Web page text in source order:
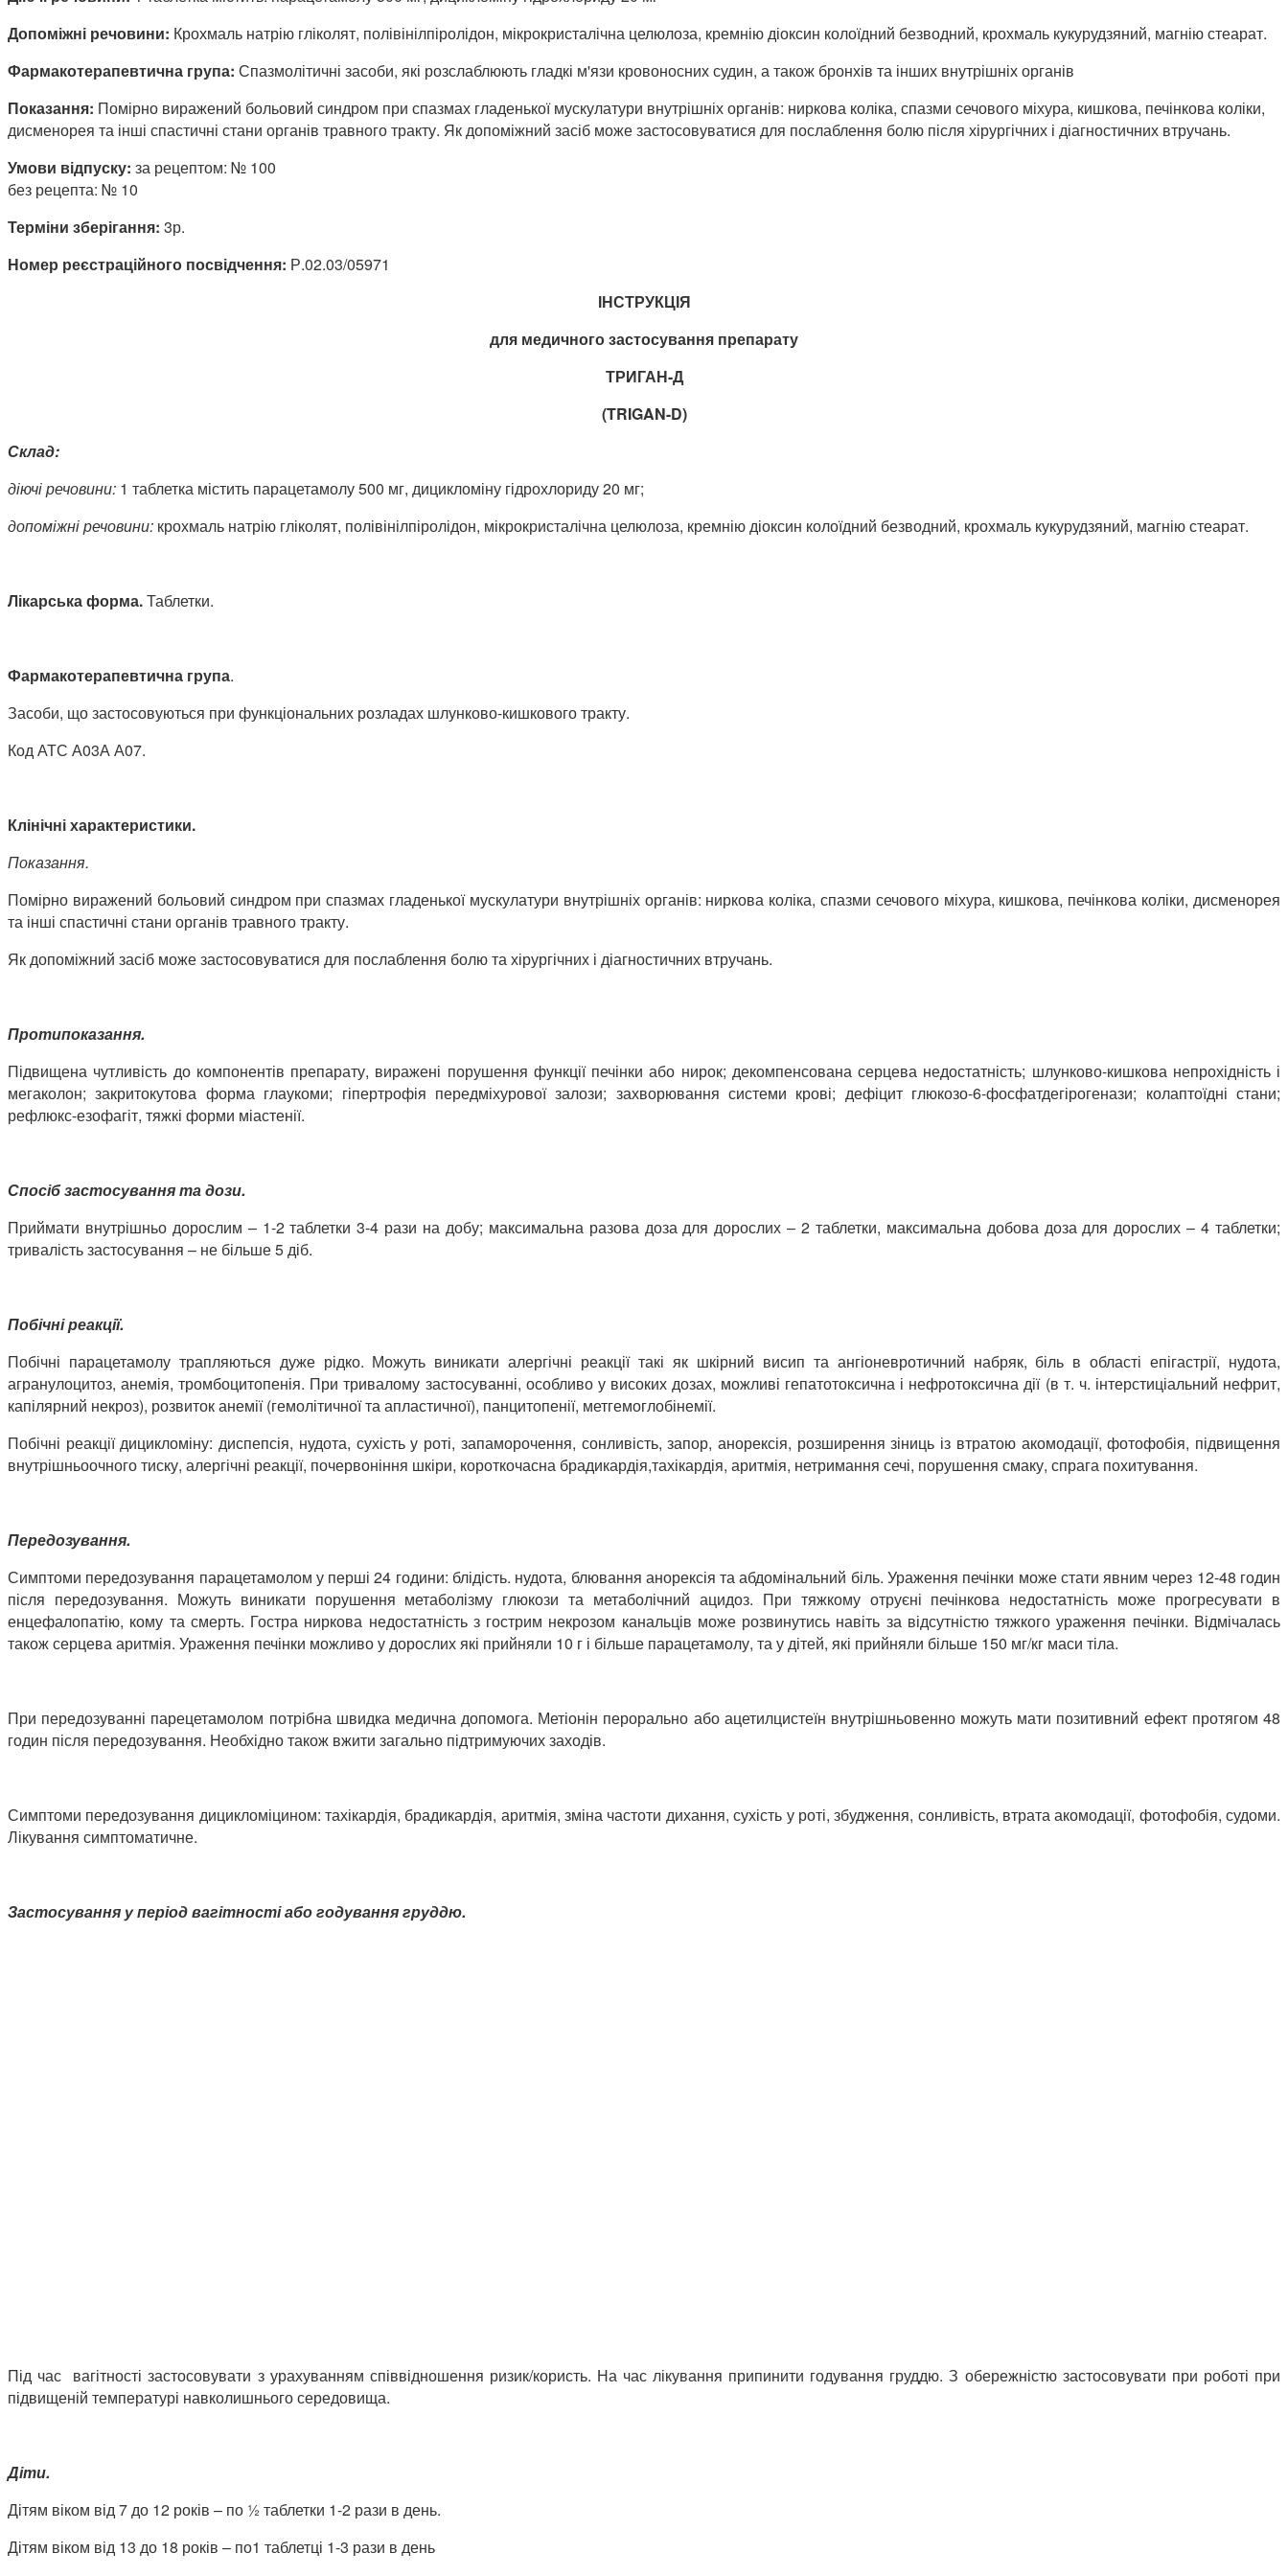
Допоміжні речовини: Крохмаль натрію гліколят, полівінілпіролідон, мікрокристалічна целюлоза, кремнію діоксин колоїдний безводний, крохмаль кукурудзяний, магнію стеарат.
Фармакотерапевтична група: Спазмолітичні засоби, які розслаблюють гладкі м'язи кровоносних судин, а також бронхів та інших внутрішніх органів
Показання: Помірно виражений больовий синдром при спазмах гладенької мускулатури внутрішніх органів: ниркова коліка, спазми сечового міхура, кишкова, печінкова коліки,
дисменорея та інші спастичні стани органів травного тракту. Як допоміжний засіб може застосовуватися для послаблення болю після хірургічних і діагностичних втручань.
Умови відпуску: за рецептом: № 100
без рецепта: № 10
Терміни зберігання: 3р.
Номер реєстраційного посвідчення: Р.02.03/05971
ІНСТРУКЦІЯ
для медичного застосування препарату
ТРИГАН-Д
(TRIGAN-D)
Склад:
діючі речовини: 1 таблетка містить парацетамолу 500 мг, дицикломіну гідрохлориду 20 мг;
допоміжні речовини: крохмаль натрію гліколят, полівінілпіролідон, мікрокристалічна целюлоза, кремнію діоксин колоїдний безводний, крохмаль кукурудзяний, магнію стеарат.
Лікарська форма.Таблетки.
Фармакотерапевтична група.
Засоби, що застосовуються при функціональних розладах шлунково-кишкового тракту.
Код АТС А03А А07.
Клінічні характеристики.
Показання.
Помірно виражений больовий синдром при спазмах гладенької мускулатури внутрішніх органів: ниркова коліка, спазми сечового міхура, кишкова, печінкова коліки, дисменорея
та інші спастичні стани органів травного тракту.
Як допоміжний засіб може застосовуватися для послаблення болю та хірургічних і діагностичних втручань.
Протипоказання.
Підвищена чутливість до компонентів препарату, виражені порушення функції печінки або нирок; декомпенсована серцева недостатність; шлунково-кишкова непрохідність і
мегаколон; закритокутова форма глаукоми; гіпертрофія передміхурової залози; захворювання системи крові; дефіцит глюкозо-6-фосфатдегірогенази; колаптоїдні стани;
рефлюкс-езофагіт, тяжкі форми міастенії.
Спосіб застосування та дози.
Приймати внутрішньо дорослим – 1-2 таблетки 3-4 рази на добу; максимальна разова доза для дорослих – 2 таблетки, максимальна добова доза для дорослих – 4 таблетки;
тривалість застосування – не більше 5 діб.
Побічні реакції.
Побічні парацетамолу трапляються дуже рідко. Можуть виникати алергічні реакції такі як шкірний висип та ангіоневротичний набряк, біль в області епігастрії, нудота,
агранулоцитоз, анемія, тромбоцитопенія. При тривалому застосуванні, особливо у високих дозах, можливі гепатотоксична і нефротоксична дії (в т. ч. інтерстиціальний нефрит,
капілярний некроз), розвиток анемії (гемолітичної та апластичної), панцитопенії, метгемоглобінемії.
Побічні реакції дицикломіну: диспепсія, нудота, сухість у роті, запаморочення, сонливість, запор, анорексія, розширення зіниць із втратою акомодації, фотофобія, підвищення
внутрішньоочного тиску, алергічні реакції, почервоніння шкіри, короткочасна брадикардія,тахікардія, аритмія, нетримання сечі, порушення смаку, спрага похитування.
Передозування.
Симптоми передозування парацетамолом у перші 24 години: блідість. нудота, блювання анорексія та абдомінальний біль. Ураження печінки може стати явним через 12-48 годин
після передозування. Можуть виникати порушення метаболізму глюкози та метаболічний ацидоз. При тяжкому отруєні печінкова недостатність може прогресувати в
енцефалопатію, кому та смерть. Гостра ниркова недостатність з гострим некрозом канальців може розвинутись навіть за відсутністю тяжкого ураження печінки. Відмічалась
також серцева аритмія. Ураження печінки можливо у дорослих які прийняли 10 г і більше парацетамолу, та у дітей, які прийняли більше 150 мг/кг маси тіла.
При передозуванні парецетамолом потрібна швидка медична допомога. Метіонін перорально або ацетилцистеїн внутрішньовенно можуть мати позитивний ефект протягом 48
годин після передозування. Необхідно також вжити загально підтримуючих заходів.
Симптоми передозування дицикломіцином: тахікардія, брадикардія, аритмія, зміна частоти дихання, сухість у роті, збудження, сонливість, втрата акомодації, фотофобія, судоми.
Лікування симптоматичне.
Застосування у період вагітності або годування груддю.
Під час вагітності застосовувати з урахуванням співвідношення ризик/користь. На час лікування припинити годування груддю. З обережністю застосовувати при роботі при
підвищеній температурі навколишнього середовища.
Діти.
Дітям віком від 7 до 12 років – по ½ таблетки 1-2 рази в день.
Дітям віком від 13 до 18 років – по1 таблетці 1-3 рази в день